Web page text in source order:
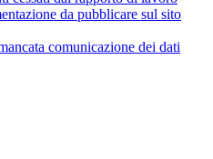
da pubblicare sul sito
comunicazione dei dati